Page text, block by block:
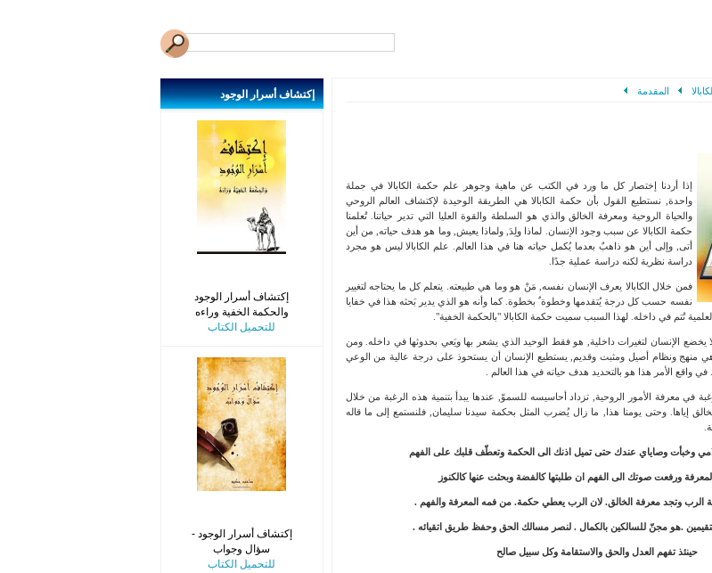
المقدمة
إذا أردنا إختصار كل ما ورد في الكتب عن ماهية وجوهر علم حكمة الكابالا في جملة
واحدة, نستطيع القول بأن حكمة الكابالا هي الطريقة الوحيدة لإكتشاف العالم الروحي
والحياة الروحية ومعرفة الخالق والذي هو السلطة والقوة العليا التي تدير حياتنا. تُعلمنا
حكمة الكابالا عن سبب وجود الإنسان. لماذا ولِدَ, ولماذا يعيش, وما هو هدف حياته, من أين
أتى, وإلى أين هو ذاهبٌ بعدما يُكمل حياته هنا في هذا العالم. علم الكابالا ليس هو مجرد
دراسة نظرية لكنه دراسة عملية جدًا.
فمن خلال الكابالا يعرف الإنسان نفسه, مَنْ هو وما هي طبيعته. يتعلم كل ما يحتاجه لتغيير
نفسه حسب كل درجة يُتقدمها وخطوة ٌ بخطوة. كما وأنه هو الذي يدير بَحثه هذا في خفايا
تُتم في داخله. لهذا السبب سميت حكمة الكابالا "بالحكمة الخفية".
يخضع الإنسان لتغيرات داخلية, هو فقط الوحيد الذي يشعر بها ويَعي بحدوثها في داخله. ومن
هي منهج ونظام أصيل ومثبت وقديم, يستطيع الإنسان أن يستحوذ على درجة عالية من الوعي
واقع الأمر هذا هو بالتحديد هدف حياته في هذا العالم .
في معرفة الأمور الروحية, تزداد أحاسيسه للسموّ, عندها يبدأ بتنمية هذه الرغبة من خلال
إياها. وحتى يومنا هذا, ما زال يُضرب المثل بحكمة سيدنا سليمان, فلنستمع إلى ما قاله
وخبأت وصاياي عندك حتى تميل اذنك الى الحكمة وتعطّف قلبك على الفهم
ورفعت صوتك الى الفهم ان طلبتها كالفضة وبحثت عنها كالكنوز
الرب وتجد معرفة الخالق. لان الرب يعطي حكمة. من فمه المعرفة والفهم .
.هو مجنّ للسالكين بالكمال . لنصر مسالك الحق وحفظ طريق اتقيائه .
حينئذ تفهم العدل والحق والاستقامة وكل سبيل صالح
إكتشافأسرار الوجود
إكتشاف أسرار الوجود
والحكمة الخفية وراءه
للتحميل الكتاب
إكتشاف أسرار الوجود -
سؤال وجواب
للتحميل الكتاب